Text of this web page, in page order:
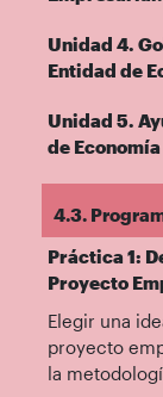
Unidad 4.
Entidad de
Unidad 5.
de
4.3.
Práctica 1:
Proyecto
Elegir una
proyecto
la